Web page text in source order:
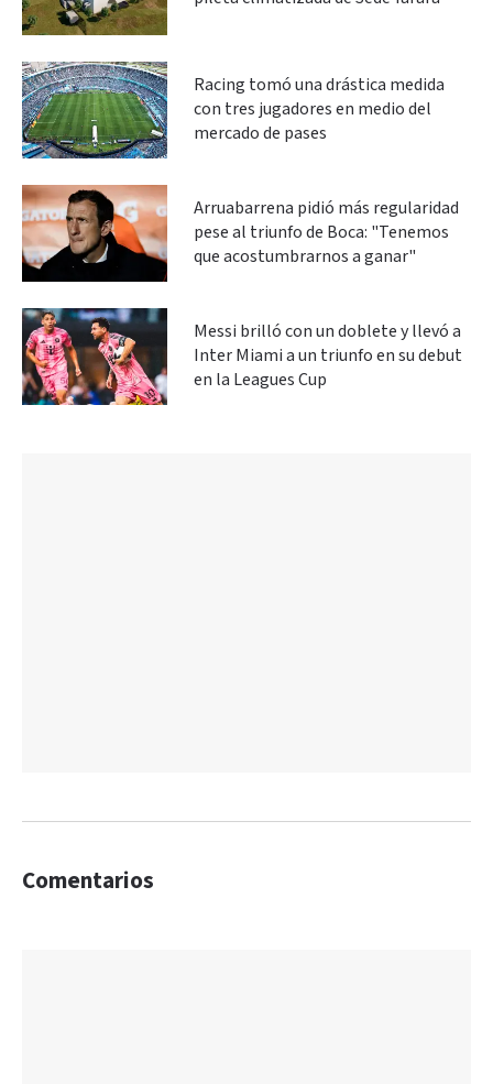
Racing tomó una drástica medida
con tres jugadores en medio del
mercado de pases
Arruabarrena pidió más regularidad
pese al triunfo de Boca: "Tenemos
que acostumbrarnos a ganar"
Messi brilló con un doblete y llevó a
Inter Miami a un triunfo en su debut
en la Leagues Cup
Comentarios